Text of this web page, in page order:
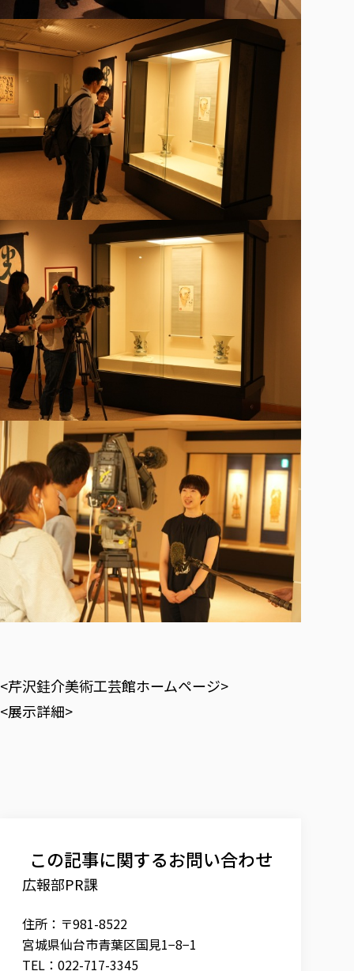
<芹沢銈介美術工芸館ホームページ>
<展示詳細>
この記事に関するお問い合わせ
広報部PR課
住所：〒981-8522
宮城県仙台市青葉区国見1−8−1
TEL：022-717-3345